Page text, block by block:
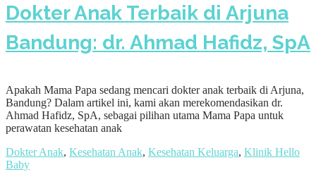
Dokter Anak Terbaik di Arjuna
Bandung: dr. Ahmad Hafidz, SpA
Apakah Mama Papa sedang mencari dokter anak terbaik di Arjuna,
Bandung? Dalam artikel ini, kami akan merekomendasikan dr.
Ahmad Hafidz, SpA, sebagai pilihan utama Mama Papa untuk
perawatan kesehatan anak
Dokter Anak, Kesehatan Anak, Kesehatan Keluarga, Klinik Hello
Baby